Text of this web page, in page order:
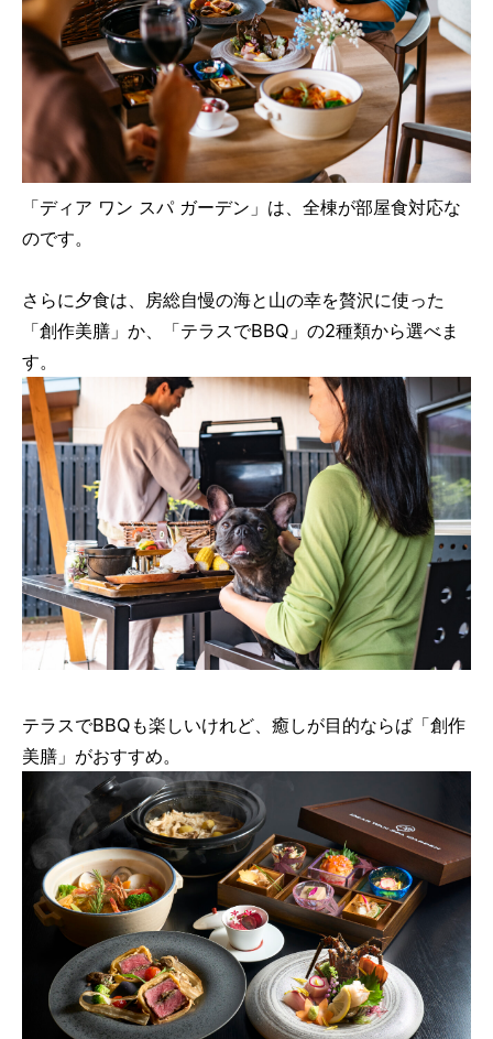
「ディア ワン スパ ガーデン」は、全棟が部屋食対応な
のです。
さらに夕食は、房総自慢の海と山の幸を贅沢に使った
「創作美膳」か、「テラスでBBQ」の2種類から選べま
す。
テラスでBBQも楽しいけれど、癒しが目的ならば「創作
美膳」がおすすめ。